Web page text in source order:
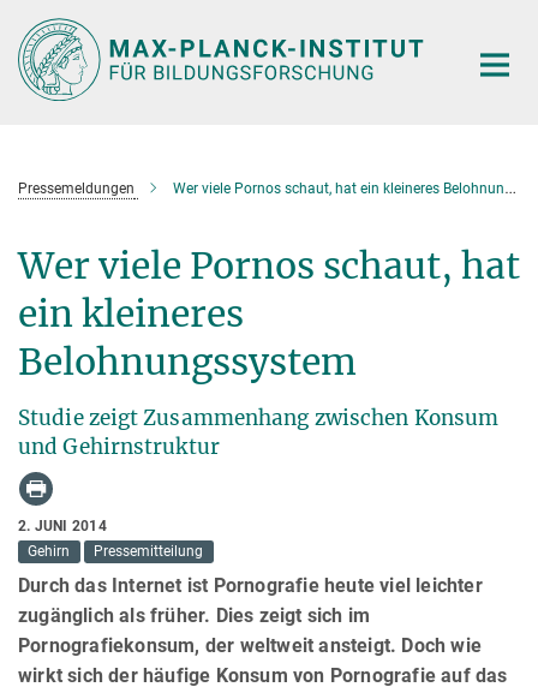
Hauptinhalt
Pressemeldungen Wer viele Pornos schaut, hat ein kleineres Belohnungssystem
Wer viele Pornos schaut, hat
ein kleineres
Belohnungssystem
Studie zeigt Zusammenhang zwischen Konsum
und Gehirnstruktur
2. JUNI 2014
Gehirn
Pressemitteilung
Durch das Internet ist Pornografie heute viel leichter
zugänglich als früher. Dies zeigt sich im
Pornografiekonsum, der weltweit ansteigt. Doch wie
wirkt sich der häufige Konsum von Pornografie auf das